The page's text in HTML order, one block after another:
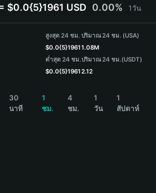
$0.0{5}1961 USD 0.00% 1วัน
สูงสุด 24 ชม.
$0.0{5}1961
ต่ำสุด 24 ชม.
$0.0{5}1961
ปริมาณ 24 ชม. (USA)
1.08M
ปริมาณ 24 ชม.(USDT)
2.12
30
นาที
1
ชม.
4
ชม.
1
วัน
1
สัปดาห์